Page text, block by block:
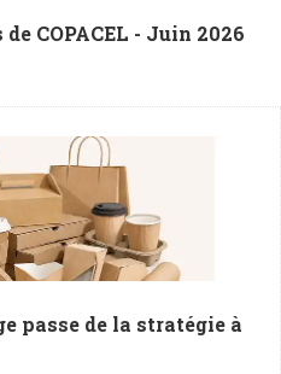
COPACEL - Juin 2026
passe de la stratégie à